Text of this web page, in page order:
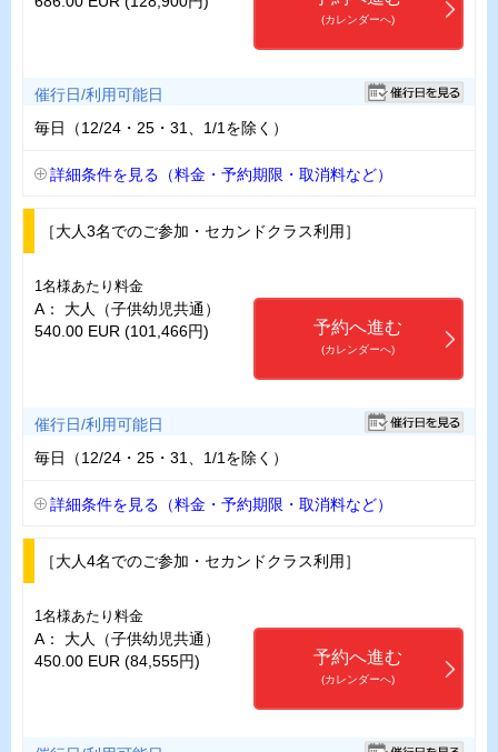
(カレンダーへ)
催行日/利用可能日
毎日（12/24・25・31、1/1を除く）
詳細条件を見る（料金・予約期限・取消料など）
［大人3名でのご参加・セカンドクラス利用］
1名様あたり料金
A： 大人（子供幼児共通）
540.00 EUR (101,466円)
予約へ進む
(カレンダーへ)
催行日/利用可能日
毎日（12/24・25・31、1/1を除く）
詳細条件を見る（料金・予約期限・取消料など）
［大人4名でのご参加・セカンドクラス利用］
1名様あたり料金
A： 大人（子供幼児共通）
450.00 EUR (84,555円)
予約へ進む
(カレンダーへ)